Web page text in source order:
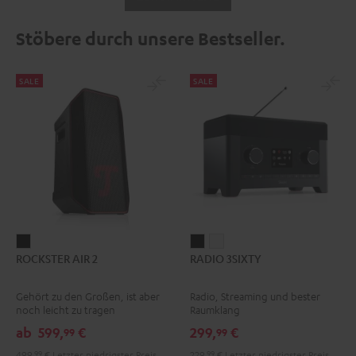
Stöbere durch unsere Bestseller.
AIR
Schwarz
ROCKSTER AIR 2
Gehört zu den Großen, ist aber
noch leicht zu tragen
SALE
ab 599,99 €
3SIXTY3SIXTY
RADIO 3SIXTY
Radio, Streaming und bester
Raumklang
SALE
299,99 €